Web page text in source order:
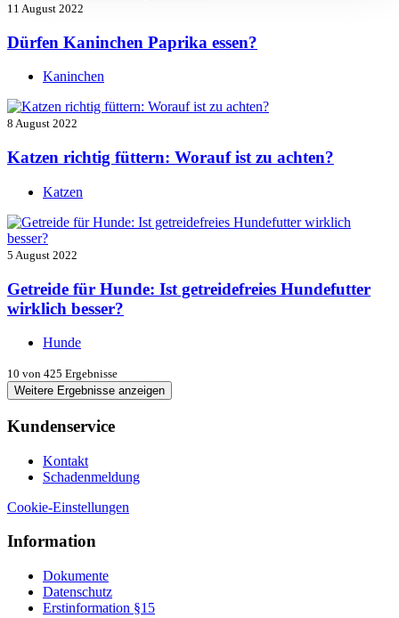
11 August 2022
Dürfen Kaninchen Paprika essen?
Kaninchen
8 August 2022
Katzen richtig füttern: Worauf ist zu achten?
Katzen
5 August 2022
Getreide für Hunde: Ist getreidefreies Hundefutter
wirklich besser?
Hunde
10 von 425 Ergebnisse
Weitere Ergebnisse anzeigen
Kundenservice
Kontakt
Schadenmeldung
Cookie-Einstellungen
Information
Dokumente
Datenschutz
Erstinformation §15